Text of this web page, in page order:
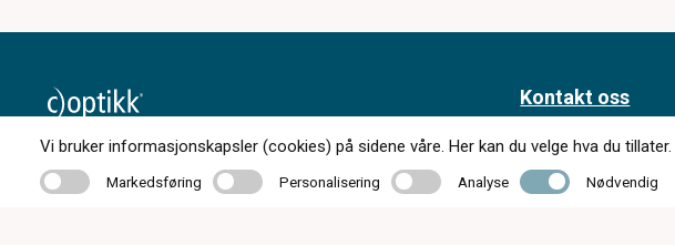
174 butikker over hele landet
Kontakt oss
Bli en del av
c)optikk!
Vi bruker informasjonskapsler (cookies) på sidene våre. Her kan du velge hva du tillater.
MarkedsføringMarkedsføring PersonaliseringPersonalisering Analyse Analyse Nødvendig Nødvendig